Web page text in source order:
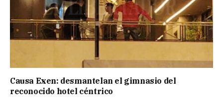
Causa Exen: desmantelan el gimnasio del
reconocido hotel céntrico